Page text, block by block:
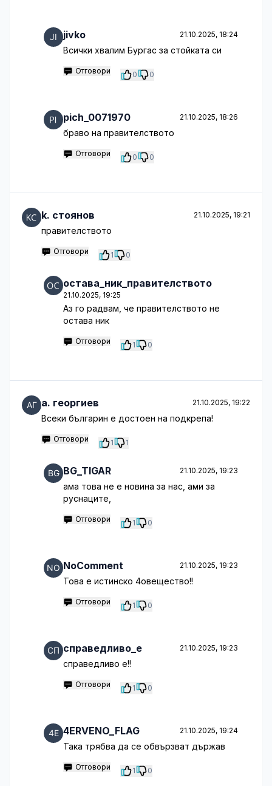
jivko 21.10.2025, 18:24
Всички хвалим Бургас за стойката си
Отговори 0 0
pich_0071970 21.10.2025, 18:26
браво на правителството
Отговори 0 0
k. стоянов 21.10.2025, 19:21
правителството
Отговори 1 0
остава_ник_правителството
21.10.2025, 19:25
Аз го радвам, че правителството не
остава ник
Отговори 1 0
a. георгиев 21.10.2025, 19:22
Всеки българин е достоен на подкрепа!
Отговори 1 1
BG_TIGAR 21.10.2025, 19:23
ама това не е новина за нас, ами за
руснаците,
Отговори 1 0
NoComment 21.10.2025, 19:23
Това е истинско 4овещество!!
Отговори 1 0
справедливо_е 21.10.2025, 19:23
справедливо е!!
Отговори 1 0
4ERVENO_FLAG 21.10.2025, 19:24
Така трябва да се обвързват държав
Отговори 1 0